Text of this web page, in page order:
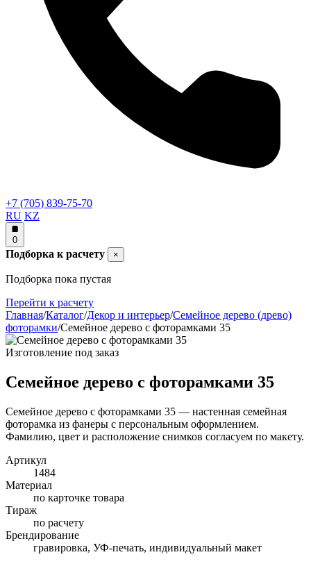
+7 (705) 839-75-70
RU KZ
0
Подборка к расчету ×
Подборка пока пустая
Перейти к расчету
Главная/Каталог/Декор и интерьер/Семейное дерево (древо)
фоторамки/Семейное дерево с фоторамками 35
Изготовление под заказ
Семейное дерево с фоторамками 35
Семейное дерево с фоторамками 35 — настенная семейная
фоторамка из фанеры с персональным оформлением.
Фамилию, цвет и расположение снимков согласуем по макету.
Артикул
1484
Материал
по карточке товара
Тираж
по расчету
Брендирование
гравировка, УФ-печать, индивидуальный макет